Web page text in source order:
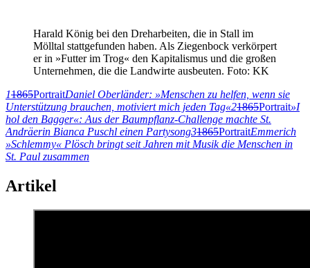
Harald König bei den Dreharbeiten, die in Stall im
Mölltal stattgefunden haben. Als Ziegenbock verkörpert
er in »Futter im Trog« den Kapitalismus und die großen
Unternehmen, die die Landwirte ausbeuten. Foto: KK
11865PortraitDaniel Oberländer: »Menschen zu helfen, wenn sie
Unterstützung brauchen, motiviert mich jeden Tag«21865Portrait»I
hol den Bagger«: Aus der Baumpflanz-Challenge machte St.
Andräerin Bianca Puschl einen Partysong31865PortraitEmmerich
»Schlemmy« Plösch bringt seit Jahren mit Musik die Menschen in
St. Paul zusammen
Artikel